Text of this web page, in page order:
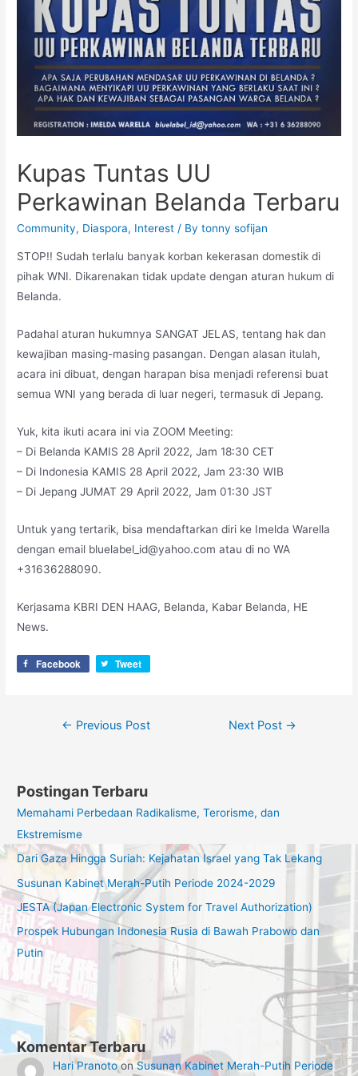
Kupas Tuntas UU
Perkawinan Belanda Terbaru
Community, Diaspora, Interest / Bytonny sofijan
STOP!! Sudah terlalu banyak korban kekerasan domestik di
pihak WNI. Dikarenakan tidak update dengan aturan hukum di
Belanda.
Padahal aturan hukumnya SANGAT JELAS, tentang hak dan
kewajiban masing-masing pasangan. Dengan alasan itulah,
acara ini dibuat, dengan harapan bisa menjadi referensi buat
semua WNI yang berada di luar negeri, termasuk di Jepang.
Yuk, kita ikuti acara ini via ZOOM Meeting:
– Di Belanda KAMIS 28 April 2022, Jam 18:30 CET
– Di Indonesia KAMIS 28 April 2022, Jam 23:30 WIB
– Di Jepang JUMAT 29 April 2022, Jam 01:30 JST
Untuk yang tertarik, bisa mendaftarkan diri ke Imelda Warella
dengan email bluelabel_id@yahoo.com atau di no WA
+31636288090.
Kerjasama KBRI DEN HAAG, Belanda, Kabar Belanda, HE
News.
Facebook Tweet
Post← Previous Post Next Post →
Postingan Terbaru
Memahami Perbedaan Radikalisme, Terorisme, dan
Ekstremisme
Dari Gaza Hingga Suriah: Kejahatan Israel yang Tak Lekang
Susunan Kabinet Merah-Putih Periode 2024-2029
JESTA (Japan Electronic System for Travel Authorization)
Prospek Hubungan Indonesia Rusia di Bawah Prabowo dan
Putin
Komentar Terbaru
Hari PranotoonSusunan Kabinet Merah-Putih Periode